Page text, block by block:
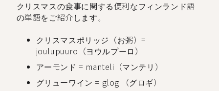
クリスマスの食事に関する便利なフィンランド語
の単語をご紹介します。
クリスマスポリッジ（お粥）=
joulupuuro（ヨウルプーロ）
アーモンド = manteli（マンテリ）
グリューワイン = glögi（グロギ）